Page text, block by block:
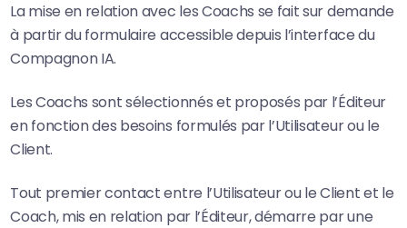
La mise en relation avec les Coachs se fait sur demande
à partir du formulaire accessible depuis l’interface du
Compagnon IA.
Les Coachs sont sélectionnés et proposés par l’Éditeur
en fonction des besoins formulés par l’Utilisateur ou le
Client.
Tout premier contact entre l’Utilisateur ou le Client et le
Coach, mis en relation par l’Éditeur, démarre par une